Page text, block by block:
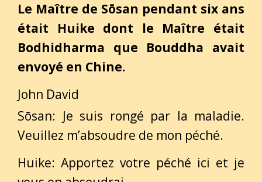
Le Maître de Sōsan pendant six ans
était Huike dont le Maître était
Bodhidharma que Bouddha avait
envoyé en Chine.
John David
Sōsan: Je suis rongé par la maladie.
Veuillez m’absoudre de mon péché.
Huike: Apportez votre péché ici et je